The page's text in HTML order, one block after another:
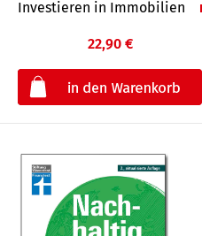
Investieren in Immobilien
22,90 €